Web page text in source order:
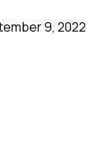
9, 2022